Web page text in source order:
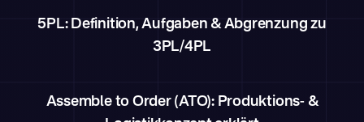
5PL: Definition, Aufgaben & Abgrenzung zu
3PL/4PL
Assemble to Order (ATO): Produktions- &